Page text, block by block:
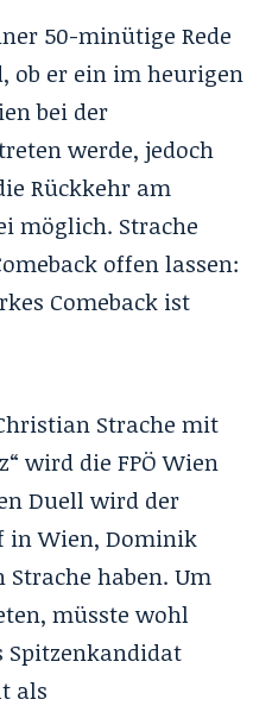
50-minütige Rede
ob er ein im heurigen
bei der
werde, jedoch
Rückkehr am
möglich. Strache
offen lassen:
Comeback ist
Strache mit
wird die FPÖ Wien
Duell wird der
in Wien, Dominik
Strache haben. Um
müsste wohl
Spitzenkandidat
als